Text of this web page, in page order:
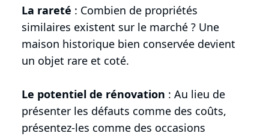
La rareté : Combien de propriétés
similaires existent sur le marché ? Une
maison historique bien conservée devient
un objet rare et coté.
Le potentiel de rénovation : Au lieu de
présenter les défauts comme des coûts,
présentez-les comme des occasions